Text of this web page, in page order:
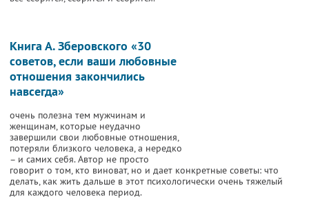
Книга А. Зберовского «30
советов, если ваши любовные
отношения закончились
навсегда»
очень полезна тем мужчинам и
женщинам, которые неудачно
завершили свои любовные отношения,
потеряли близкого человека, а нередко
– и самих себя. Автор не просто
говорит о том, кто виноват, но и дает конкретные советы: что
делать, как жить дальше в этот психологически очень тяжелый
для каждого человека период.